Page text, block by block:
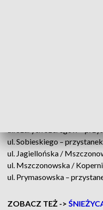
ul. Sobieskiego –
ul. Jagiellońska /
ul. Mszczonowska /
ul. Prymasowska –
ZOBACZ TEŻ ->